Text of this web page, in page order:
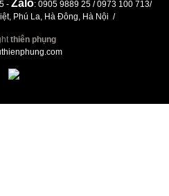
- Zalo: 0905 9889 25 / 0973 100 713/
Phú La, Hà Đông, Hà Nội /
thiên phụng